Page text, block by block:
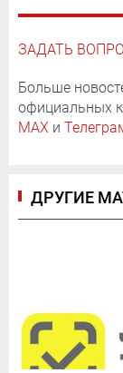
ЗАДАТЬ
Больше
официальных
MAX и
ДРУГИЕ